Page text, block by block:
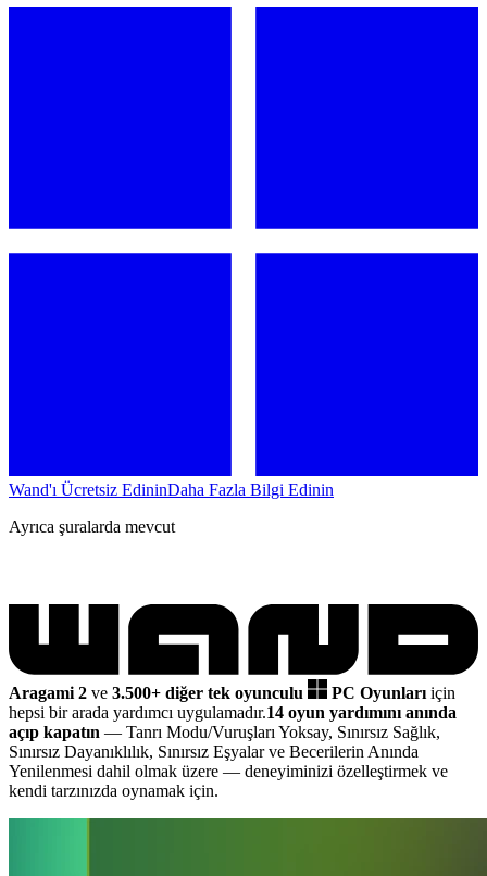
Wand'ı Ücretsiz EdininDaha Fazla Bilgi Edinin
Ayrıca şuralarda mevcut
Aragami 2 ve 3.500+ diğer tek oyunculu PC Oyunları için
hepsi bir arada yardımcı uygulamadır.14 oyun yardımını anında
açıp kapatın — Tanrı Modu/Vuruşları Yoksay, Sınırsız Sağlık,
Sınırsız Dayanıklılık, Sınırsız Eşyalar ve Becerilerin Anında
Yenilenmesi dahil olmak üzere — deneyiminizi özelleştirmek ve
kendi tarzınızda oynamak için.